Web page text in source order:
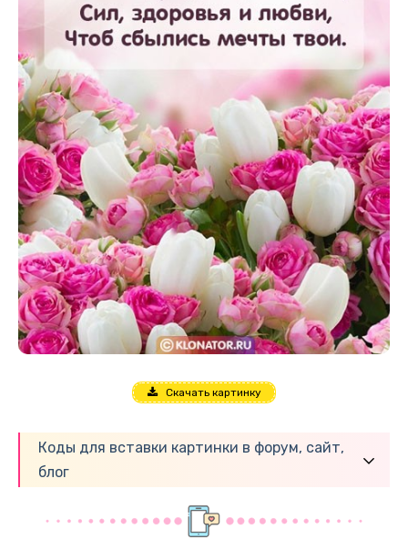
Скачать картинку
Коды для вставки картинки в форум, сайт,
блог